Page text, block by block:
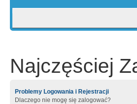
Najczęściej
Problemy Logowania i Rejestracji
Dlaczego nie mogę się zalogować?